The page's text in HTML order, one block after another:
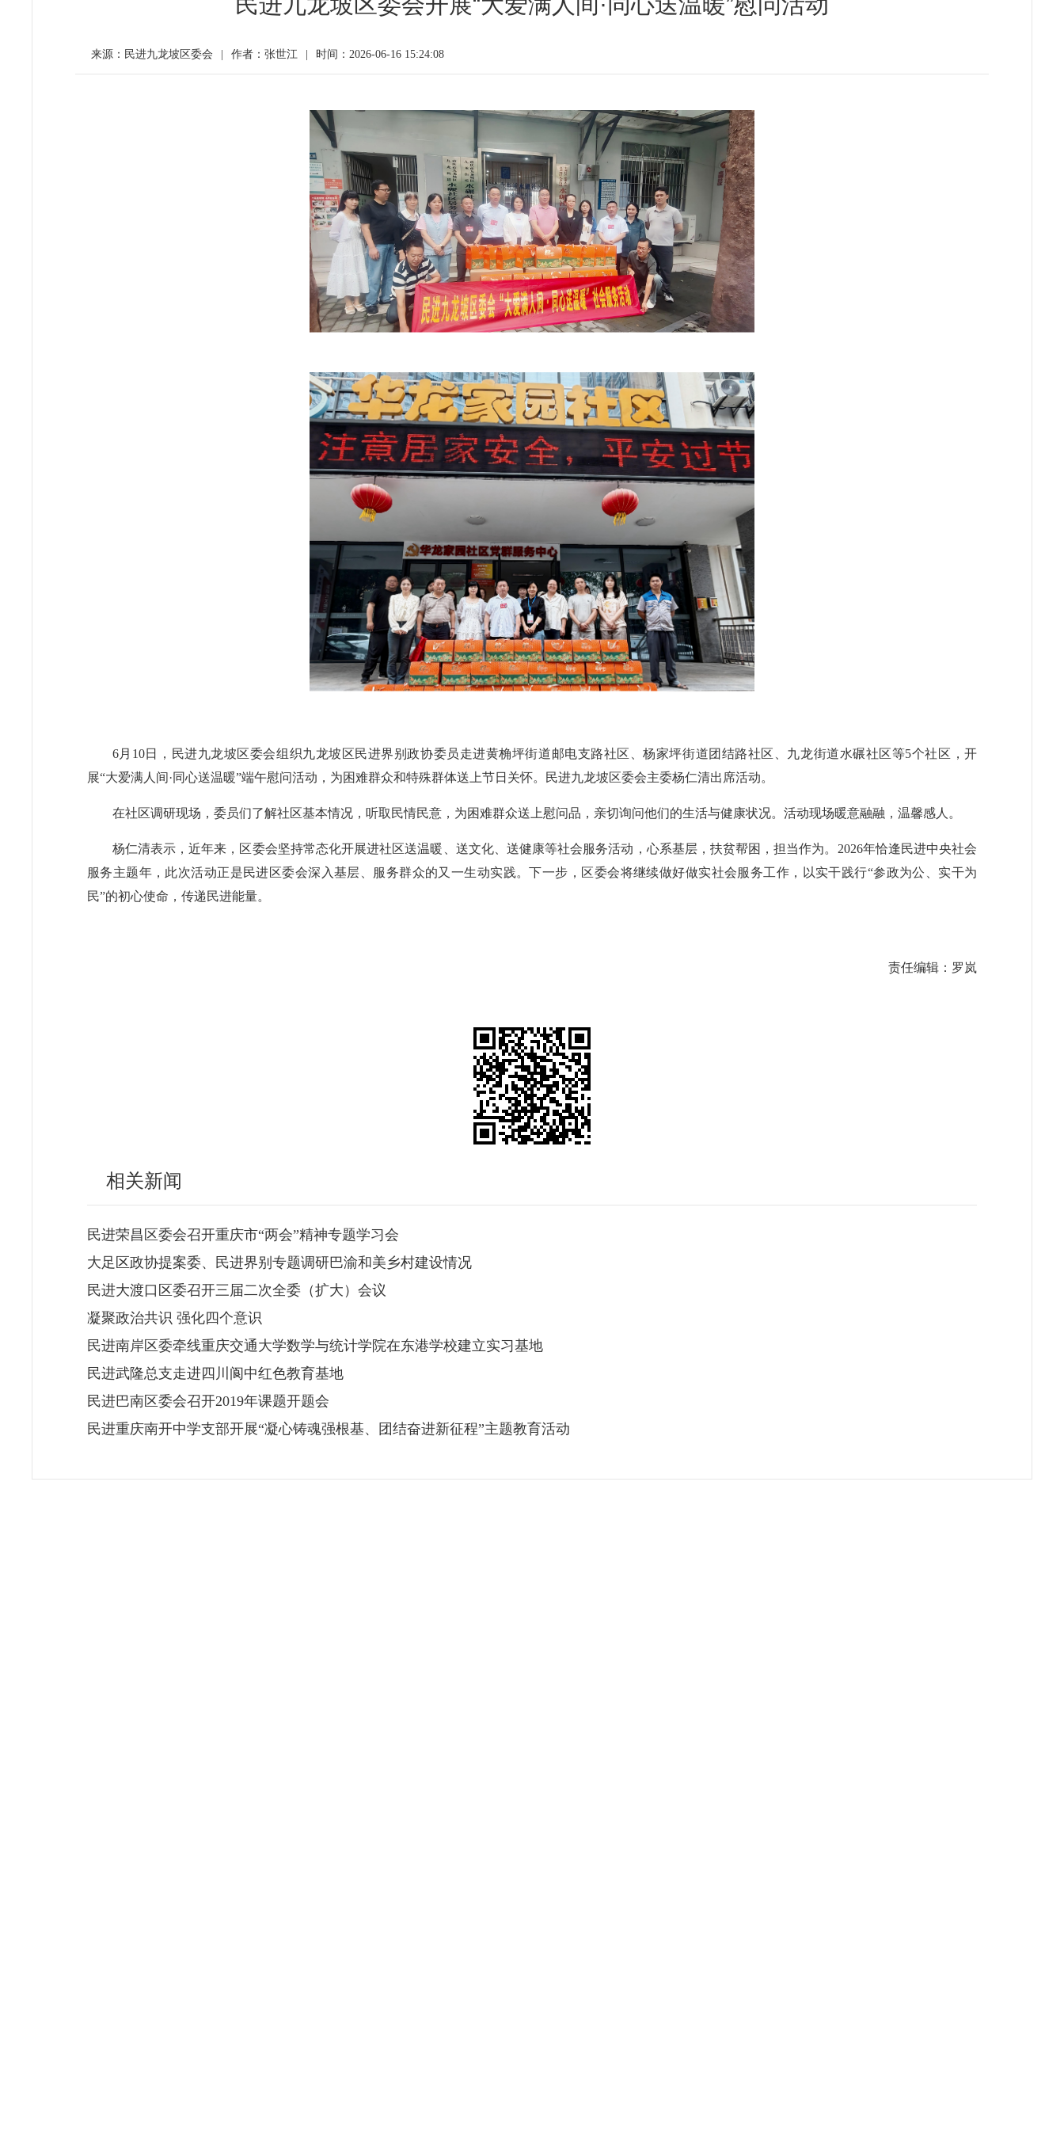
来源：民进九龙坡区委会 作者：张世江 时间：2026-06-16 15:24:08
6月10日，民进九龙坡区委会组织九龙坡区民进界别政协委员走进黄桷坪街道邮电支路社区、杨家坪街道团结路社区、九龙街道水碾社区等5个社区，开
展“大爱满人间·同心送温暖”端午慰问活动，为困难群众和特殊群体送上节日关怀。民进九龙坡区委会主委杨仁清出席活动。
在社区调研现场，委员们了解社区基本情况，听取民情民意，为困难群众送上慰问品，亲切询问他们的生活与健康状况。活动现场暖意融融，温馨感人。
杨仁清表示，近年来，区委会坚持常态化开展进社区送温暖、送文化、送健康等社会服务活动，心系基层，扶贫帮困，担当作为。2026年恰逢民进中央社会
服务主题年，此次活动正是民进区委会深入基层、服务群众的又一生动实践。下一步，区委会将继续做好做实社会服务工作，以实干践行“参政为公、实干为
民”的初心使命，传递民进能量。
责任编辑：罗岚
相关新闻
民进荣昌区委会召开重庆市“两会”精神专题学习会
大足区政协提案委、民进界别专题调研巴渝和美乡村建设情况
民进大渡口区委召开三届二次全委（扩大）会议
凝聚政治共识 强化四个意识
民进南岸区委牵线重庆交通大学数学与统计学院在东港学校建立实习基地
民进武隆总支走进四川阆中红色教育基地
民进巴南区委会召开2019年课题开题会
民进重庆南开中学支部开展“凝心铸魂强根基、团结奋进新征程”主题教育活动